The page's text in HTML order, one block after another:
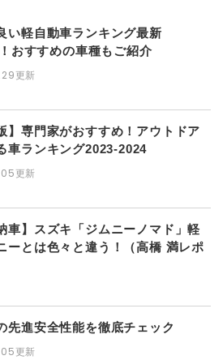
い軽自動車ランキング最新
おすすめの車種もご紹介
更新
】専門家がおすすめ！アウトドア
車ランキング2023-2024
更新
車】スズキ「ジムニーノマド」軽
ーとは色々と違う！（高橋 満レポ
先進安全性能を徹底チェック
更新